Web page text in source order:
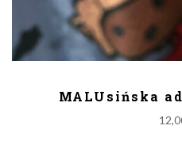
MALUsińska